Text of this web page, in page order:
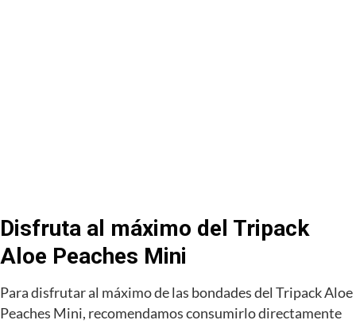
Disfruta al máximo del Tripack
Aloe Peaches Mini
Para disfrutar al máximo de las bondades del Tripack Aloe
Peaches Mini, recomendamos consumirlo directamente